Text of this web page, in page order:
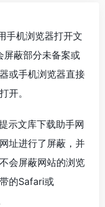
手机浏览器打开文
屏蔽部分未备案或
或手机浏览器直接
开。
示文库下载助手网
址进行了屏蔽，并
会屏蔽网站的浏览
的Safari或